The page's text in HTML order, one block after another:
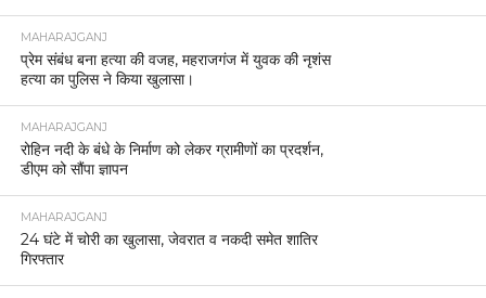
MAHARAJGANJ
प्रेम संबंध बना हत्या की वजह, महराजगंज में युवक की नृशंस
हत्या का पुलिस ने किया खुलासा।
MAHARAJGANJ
रोहिन नदी के बंधे के निर्माण को लेकर ग्रामीणों का प्रदर्शन,
डीएम को सौंपा ज्ञापन
MAHARAJGANJ
24 घंटे में चोरी का खुलासा, जेवरात व नकदी समेत शातिर
गिरफ्तार